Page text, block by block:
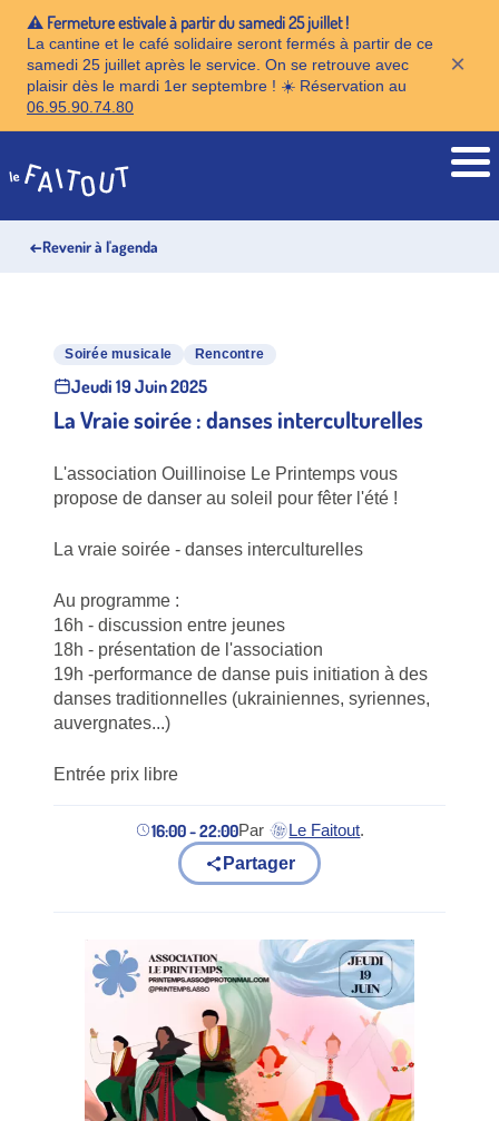
⚠️ Fermeture estivale à partir du samedi 25 juillet !
La cantine et le café solidaire seront fermés à partir de ce
samedi 25 juillet après le service. On se retrouve avec
plaisir dès le mardi 1er septembre ! ☀️ Réservation au
06.95.90.74.80
×
Accueil
←Revenir à l'agenda
Soirée musicale Rencontre
Jeudi 19 Juin 2025
La Vraie soirée : danses interculturelles
L'association Ouillinoise Le Printemps vous
propose de danser au soleil pour fêter l'été !
La vraie soirée - danses interculturelles
Au programme :
16h - discussion entre jeunes
18h - présentation de l'association
19h -performance de danse puis initiation à des
danses traditionnelles (ukrainiennes, syriennes,
auvergnates...)
Entrée prix libre
16:00 - 22:00Par Le Faitout
(nouvel onglet)
.
Partager